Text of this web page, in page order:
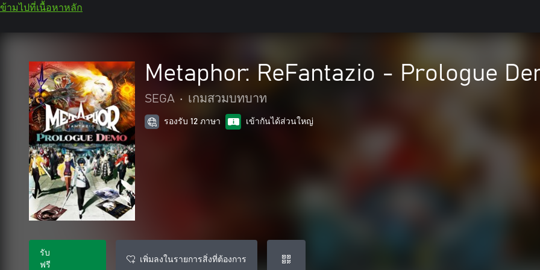
ข้ามไปที่เนื้อหาหลัก
Metaphor: ReFantazio - Prologue
SEGA • เกมสวมบทบาท
รองรับ 12 ภาษา เข้ากันได้ส่วนใหญ่
รับ
ฟรี
เพิ่มลงในรายการสิ่งที่ต้องการ